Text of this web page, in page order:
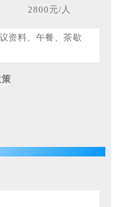
2800元/人
资料、午餐、茶歇